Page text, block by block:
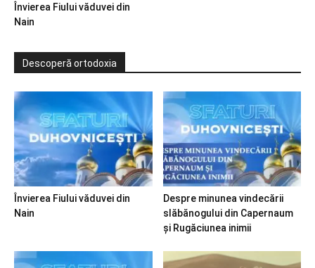
Învierea Fiului văduvei din
Nain
Descoperă ortodoxia
Învierea Fiului văduvei din
Nain
Despre minunea vindecării
slăbănogului din Capernaum
și Rugăciunea inimii